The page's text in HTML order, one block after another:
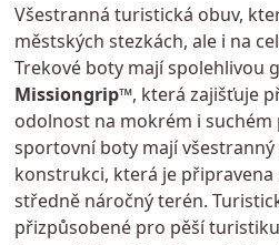
Všestranná turistická obuv,
městských stezkách, ale i na
Trekové boty mají spolehlivou
Missiongrip™, která zajišťuje
odolnost na mokrém i
sportovní boty mají
konstrukci, která je
středně náročný terén.
přizpůsobené pro pěší